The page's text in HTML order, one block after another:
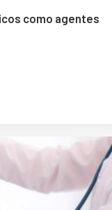
como agentes